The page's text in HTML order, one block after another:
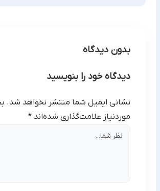
بدون دیدگاه
دیدگاه خود را بنویسید
نشانی ایمیل شما منتشر نخواهد شد.
موردنیاز علامت‌گذاری شده‌اند *